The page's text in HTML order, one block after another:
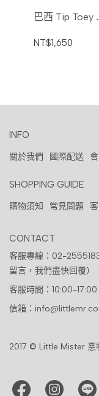
巴西 Tip Toey
NT$1,650
INFO
關於我們 國際配送
SHOPPING GUIDE
購物須知 常見問題
CONTACT
客服專線：02-
留言，我們盡快回覆）
客服時間：10:00-17:00
信箱：
2017 © Little Mister 憙